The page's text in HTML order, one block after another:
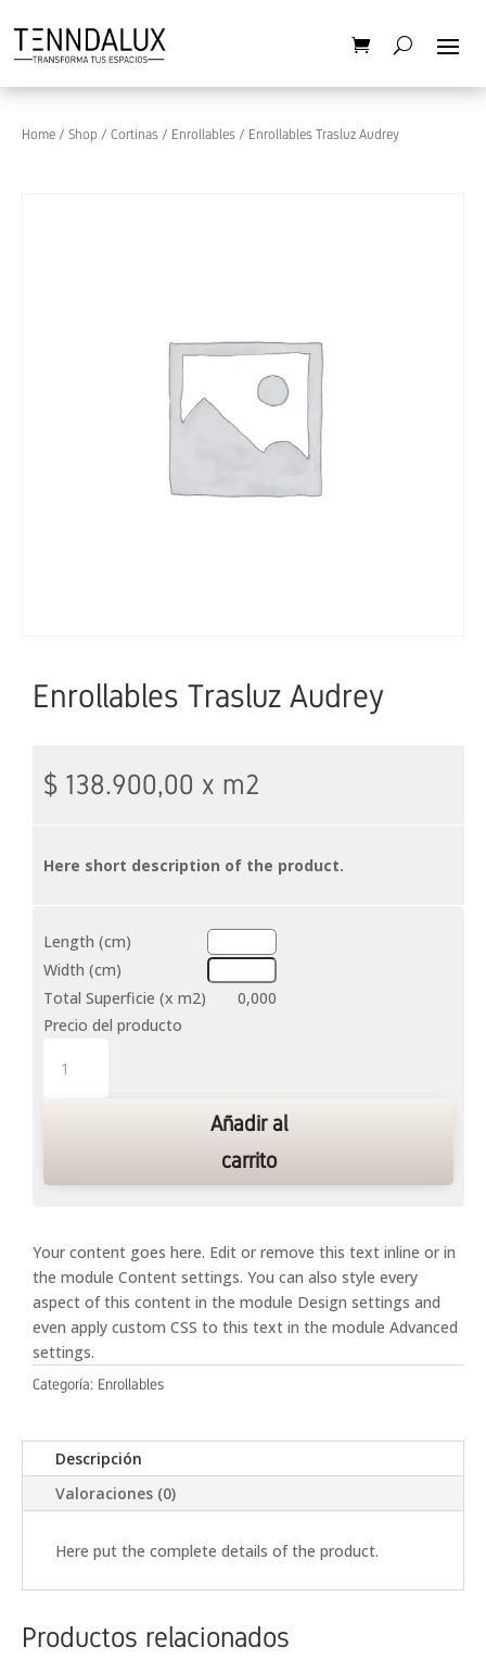
Home / Shop / Cortinas / Enrollables / Enrollables Trasluz Audrey
Enrollables Trasluz Audrey
$ 138.900,00 x m2
Here short description of the product.
Length (cm)
Width (cm)
Total Superficie (x m2)
0,000
Precio del producto
Trasluz
Añadir al
carrito
Your content goes here. Edit or remove this text inline or in
the module Content settings. You can also style every
aspect of this content in the module Design settings and
even apply custom CSS to this text in the module Advanced
settings.
Categoría: Enrollables
Descripción
Valoraciones (0)
Here put the complete details of the product.
Productos relacionados